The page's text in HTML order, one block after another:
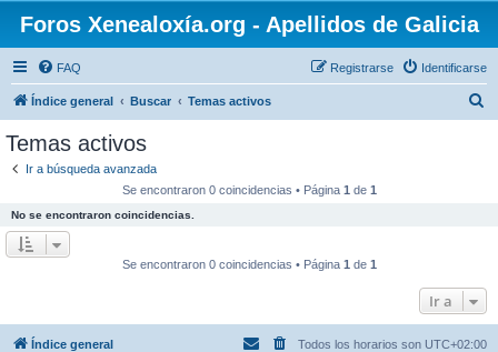
Foros Xenealoxía.org - Apellidos de Galicia
FAQ Identificarse
Registrarse
Índice general Buscar Temas activos
Temas activos
Ir a búsqueda avanzada
Se encontraron 0 coincidencias • Página 1 de 1
No se encontraron coincidencias.
Se encontraron 0 coincidencias • Página 1 de 1
Ir a
Índice general Todos los horarios son UTC+02:00